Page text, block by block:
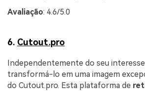
Avaliação: 4.6/5.0
6. Cutout.pro
Independentemente do seu
transformá-lo em uma imagem
do Cutout.pro. Esta plataforma de